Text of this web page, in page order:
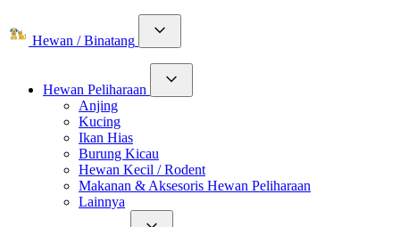
Hewan / Binatang
Hewan Peliharaan
Anjing
Kucing
Ikan Hias
Burung Kicau
Hewan Kecil / Rodent
Makanan & Aksesoris Hewan Peliharaan
Lainnya